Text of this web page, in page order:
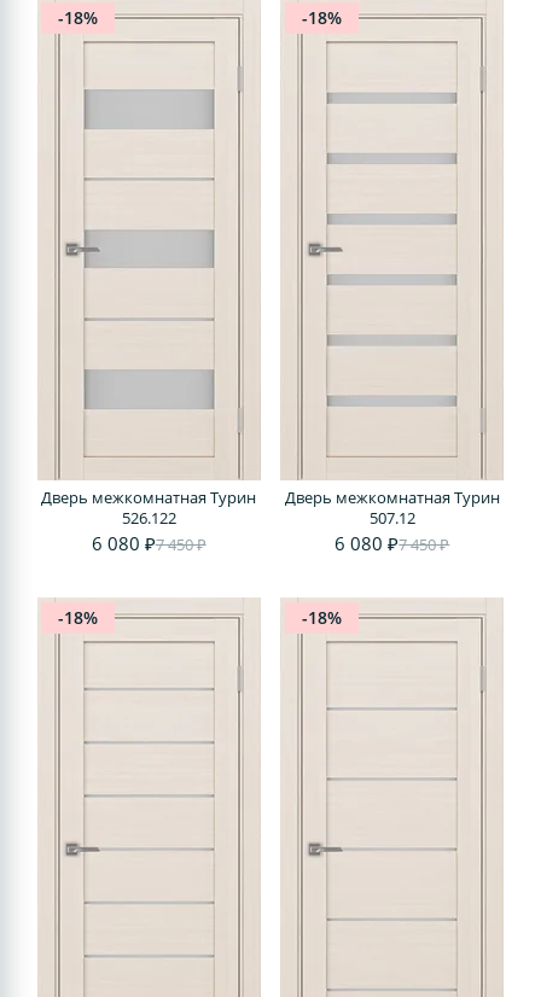
-18%
Дверь межкомнатная Турин
526.122
6 080 ₽7 450 ₽
-18%
Дверь межкомнатная Турин
507.12
6 080 ₽7 450 ₽
-18% -18%